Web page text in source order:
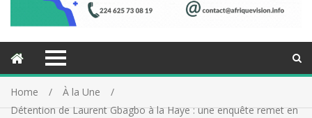
Home
À la Une
Détention de Laurent Gbagbo à la Haye : une enquête remet en